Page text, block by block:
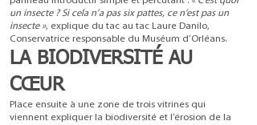
un insecte ? Si cela n’a pas six pattes, ce n’est pas un
insecte », explique du tac au tac Laure Danilo,
Conservatrice responsable du Muséum d’Orléans.
LA BIODIVERSITÉ AU
CŒUR
Place ensuite à une zone de trois vitrines qui
viennent expliquer la biodiversité et l’érosion de la